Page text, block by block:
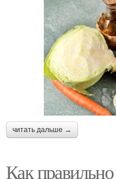
читать дальше →
Как правильно